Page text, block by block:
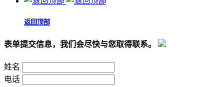
返回顶部
表单提交信息，我们会尽快与您取得联系。
姓名
电话